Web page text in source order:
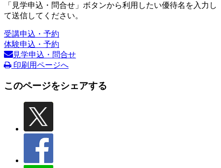
「見学申込・問合せ」ボタンから利用したい優待名を入力し
て送信してください。
受講申込・予約
体験申込・予約
見学申込・問合せ
印刷用ページへ
このページをシェアする